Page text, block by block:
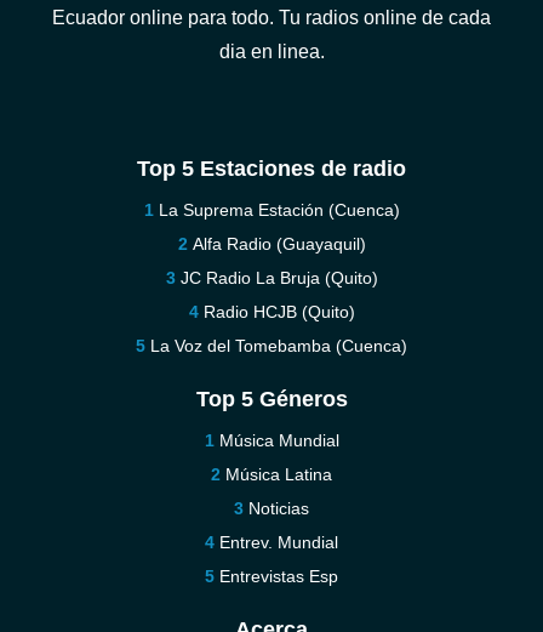
Ecuador online para todo. Tu radios online de cada
dia en linea.
Top 5 Estaciones de radio
La Suprema Estación (Cuenca)
Alfa Radio (Guayaquil)
JC Radio La Bruja (Quito)
Radio HCJB (Quito)
La Voz del Tomebamba (Cuenca)
Top 5 Géneros
Música Mundial
Música Latina
Noticias
Entrev. Mundial
Entrevistas Esp